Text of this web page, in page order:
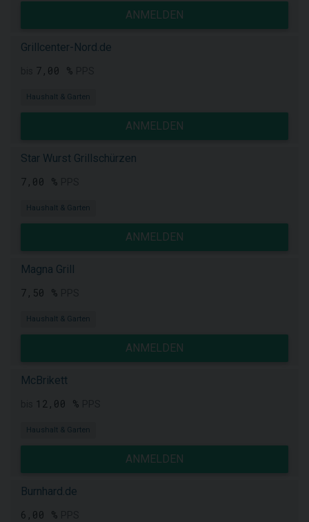
ANMELDEN
Grillcenter-Nord.de
7,00 %
Haushalt & Garten
ANMELDEN
Star Wurst Grillschürzen
7,00 %
Haushalt & Garten
ANMELDEN
Magna Grill
7,50 %
Haushalt & Garten
ANMELDEN
McBrikett
12,00 %
Haushalt & Garten
ANMELDEN
Burnhard.de
6,00 %